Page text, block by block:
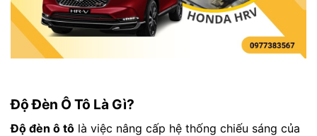
Độ Đèn Ô Tô Là Gì?
Độ đèn ô tô là việc nâng cấp hệ thống chiếu sáng của